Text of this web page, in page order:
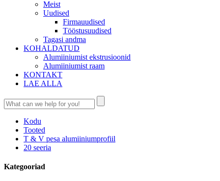
Meist
Uudised
Firmauudised
Tööstusuudised
Tagasi andma
KOHALDATUD
Alumiiniumist ekstrusioonid
Alumiiniumist raam
KONTAKT
LAE ALLA
Kodu
Tooted
T & V pesa alumiiniumprofiil
20 seeria
Kategooriad